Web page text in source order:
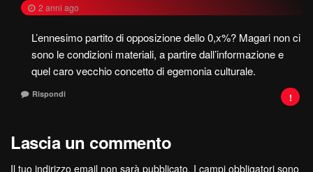
2 anni ago
L’ennesimo partito di opposizione dello 0,x%? Magari non ci
sono le condizioni materiali, a partire dall’informazione e
quel caro vecchio concetto di egemonia culturale.
Rispondi
Lascia un commento
Il tuo indirizzo email non sarà pubblicato. I campi obbligatori sono